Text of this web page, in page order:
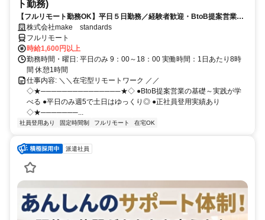
ト勤務)
【フルリモート勤務OK】平日５日勤務／経験者歓迎・BtoB提案営業で
スキルアップ
株式会社make standards
フルリモート
時給1,600円以上
勤務時間・曜日: 平日のみ 9：00～18：00 実働時間：1日あたり8時
間 休憩1時間
仕事内容: ＼＼在宅型リモートワーク ／／
◇★───────────────★◇ ●BtoB提案営業の基礎～実践が学
べる ●平日のみ週5で土日はゆっくり◎ ●正社員登用実績あり
◇★───────...
社員登用あり 固定時間制 フルリモート 在宅OK
派遣社員